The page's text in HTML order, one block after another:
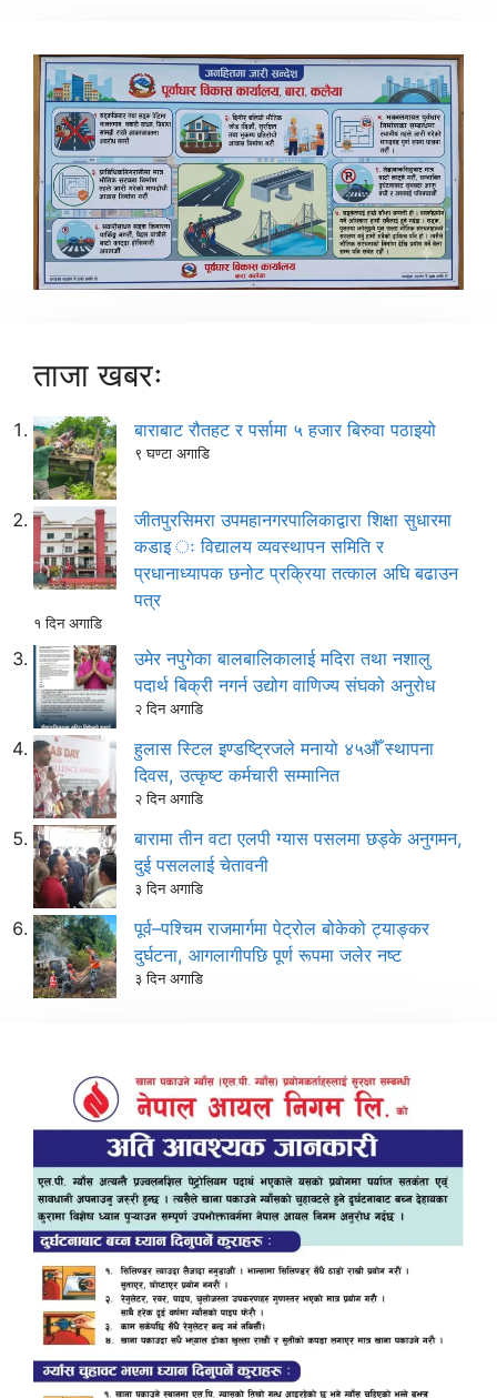
ताजा खबरः
बाराबाट रौतहट र पर्सामा ५ हजार बिरुवा पठाइयो
९ घण्टा अगाडि
जीतपुरसिमरा उपमहानगरपालिकाद्वारा शिक्षा सुधारमा
कडाइ ः विद्यालय व्यवस्थापन समिति र
प्रधानाध्यापक छनोट प्रक्रिया तत्काल अघि बढाउन
पत्र
१ दिन अगाडि
उमेर नपुगेका बालबालिकालाई मदिरा तथा नशालु
पदार्थ बिक्री नगर्न उद्योग वाणिज्य संघको अनुरोध
२ दिन अगाडि
हुलास स्टिल इण्डष्ट्रिजले मनायो ४५औँ स्थापना
दिवस, उत्कृष्ट कर्मचारी सम्मानित
२ दिन अगाडि
बारामा तीन वटा एलपी ग्यास पसलमा छड्के अनुगमन,
दुई पसललाई चेतावनी
३ दिन अगाडि
पूर्व–पश्चिम राजमार्गमा पेट्रोल बोकेको ट्याङ्कर
दुर्घटना, आगलागीपछि पूर्ण रूपमा जलेर नष्ट
३ दिन अगाडि